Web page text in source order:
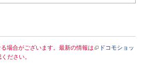
場合がございます。最新の情報は
ドコモショッ
ださい。